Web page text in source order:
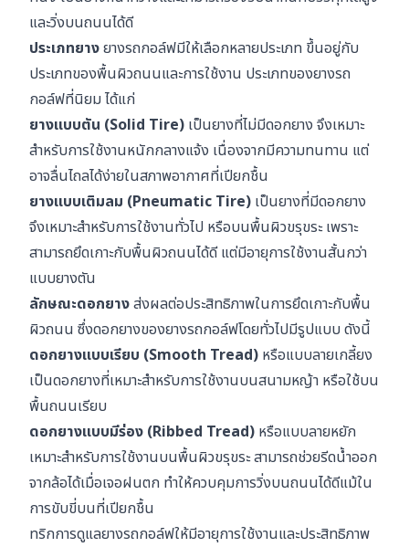
และวิ่งบนถนนได้ดี
ประเภทยางยางรถกอล์ฟมีให้เลือกหลายประเภท ขึ้นอยู่กับ
ประเภทของพื้นผิวถนนและการใช้งาน ประเภทของยางรถ
กอล์ฟที่นิยม ได้แก่
ยางแบบตัน (Solid Tire) เป็นยางที่ไม่มีดอกยาง จึงเหมาะ
สำหรับการใช้งานหนักกลางแจ้ง เนื่องจากมีความทนทาน แต่
อาจลื่นไถลได้ง่ายในสภาพอากาศที่เปียกชื้น
ยางแบบเติมลม (Pneumatic Tire) เป็นยางที่มีดอกยาง
จึงเหมาะสำหรับการใช้งานทั่วไป หรือบนพื้นผิวขรุขระ เพราะ
สามารถยึดเกาะกับพื้นผิวถนนได้ดี แต่มีอายุการใช้งานสั้นกว่า
แบบยางตัน
ลักษณะดอกยางส่งผลต่อประสิทธิภาพในการยึดเกาะกับพื้น
ผิวถนน ซึ่งดอกยางของยางรถกอล์ฟโดยทั่วไปมีรูปแบบ ดังนี้
ดอกยางแบบเรียบ (Smooth Tread) หรือแบบลายเกลี้ยง
เป็นดอกยางที่เหมาะสำหรับการใช้งานบนสนามหญ้า หรือใช้บน
พื้นถนนเรียบ
ดอกยางแบบมีร่อง (Ribbed Tread) หรือแบบลายหยัก
เหมาะสำหรับการใช้งานบนพื้นผิวขรุขระ สามารถช่วยรีดน้ำออก
จากล้อได้เมื่อเจอฝนตก ทำให้ควบคุมการวิ่งบนถนนได้ดีแม้ใน
การขับขี่บนที่เปียกชื้น
ทริกการดูแลยางรถกอล์ฟให้มีอายุการใช้งานและประสิทธิภาพ